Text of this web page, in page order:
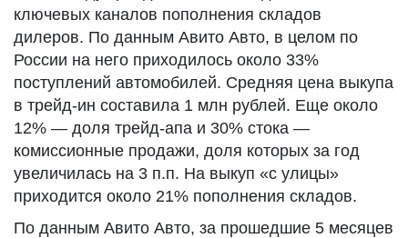
ключевых каналов пополнения складов
дилеров. По данным Авито Авто, в целом по
России на него приходилось около 33%
поступлений автомобилей. Средняя цена выкупа
в трейд-ин составила 1 млн рублей. Еще около
12% — доля трейд-апа и 30% стока —
комиссионные продажи, доля которых за год
увеличилась на 3 п.п. На выкуп «с улицы»
приходится около 21% пополнения складов.
По данным Авито Авто, за прошедшие 5 месяцев